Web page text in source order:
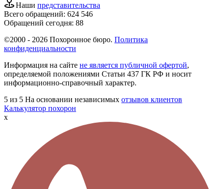
Наши представительства
Всего обращений: 624 546
Обращений сегодня: 88
©2000 - 2026 Похоронное бюро. Политика
конфиденциальности
Информация на сайте не является публичной офертой,
определяемой положениями Статьи 437 ГК РФ и носит
информационно-справочный характер.
5 из 5 На основании независимых отзывов клиентов
Калькулятор похорон
x